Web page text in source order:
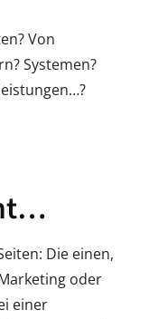
Von
Systemen?
Die einen,
oder
einer